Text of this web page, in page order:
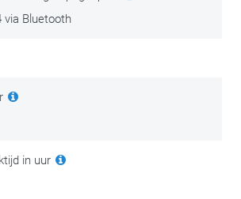
via Bluetooth
in uur